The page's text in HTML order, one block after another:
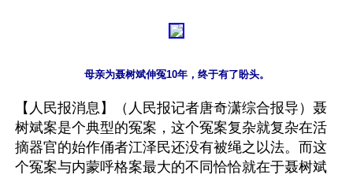
母亲为聂树斌伸冤10年，终于有了盼头。
【人民报消息】（人民报记者唐奇潇综合报导）聂
树斌案是个典型的冤案，这个冤案复杂就复杂在活
摘器官的始作俑者江泽民还没有被绳之以法。而这
个冤案与内蒙呼格案最大的不同恰恰就在于聂树斌